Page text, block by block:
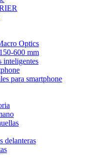
Optics
600 mm
inteligentes
para smartphone
delanteras